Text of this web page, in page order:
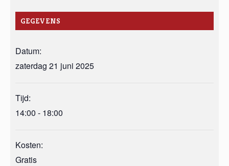
GEGEVENS
Datum:
zaterdag 21 juni 2025
Tijd:
14:00 - 18:00
Kosten:
Gratis